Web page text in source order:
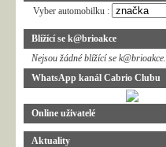
Vyber automobilku :
Blížící se k@brioakce
Nejsou žádné blížící se k@brioakce.
WhatsApp kanál Cabrio Clubu
Online uživatelé
Aktuality